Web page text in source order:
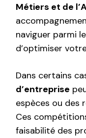
Métiers et de
naviguer parmi
d’optimiser
Dans certains
d’entreprise
espèces ou des
Ces
faisabilité des